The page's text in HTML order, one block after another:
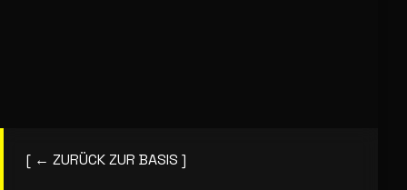
[ ← ZURÜCK ZUR BASIS ]